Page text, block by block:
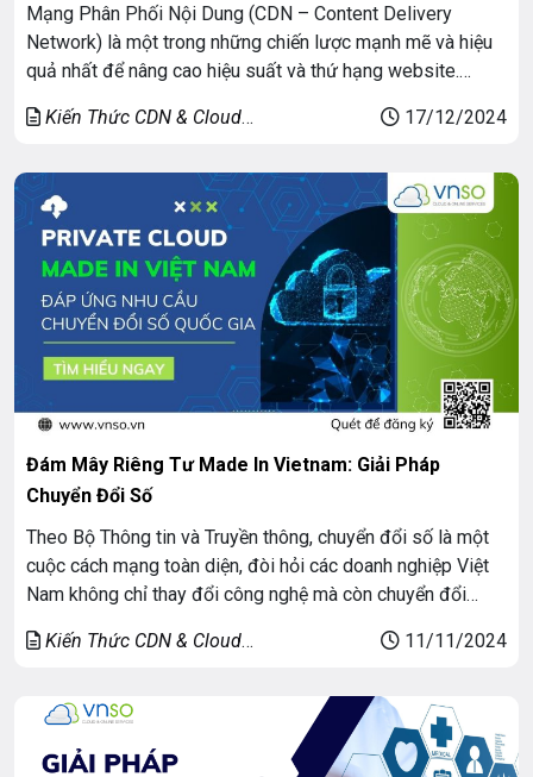
Mạng Phân Phối Nội Dung (CDN – Content Delivery
Network) là một trong những chiến lược mạnh mẽ và hiệu
quả nhất để nâng cao hiệu suất và thứ hạng website.
việc tối ưu hóa website để đạt được vị trí cao trên Google
Kiến Thức CDN & Cloud
17/12/2024
Đám Mây Riêng Tư Made In Vietnam: Giải Pháp
Chuyển Đổi Số
Theo Bộ Thông tin và Truyền thông, chuyển đổi số là một
cuộc cách mạng toàn diện, đòi hỏi các doanh nghiệp Việt
Nam không chỉ thay đổi công nghệ mà còn chuyển đổi
riêng (Private Cloud). Nó đóng vai trò chủ đạo, […]
Kiến Thức CDN & Cloud
11/11/2024